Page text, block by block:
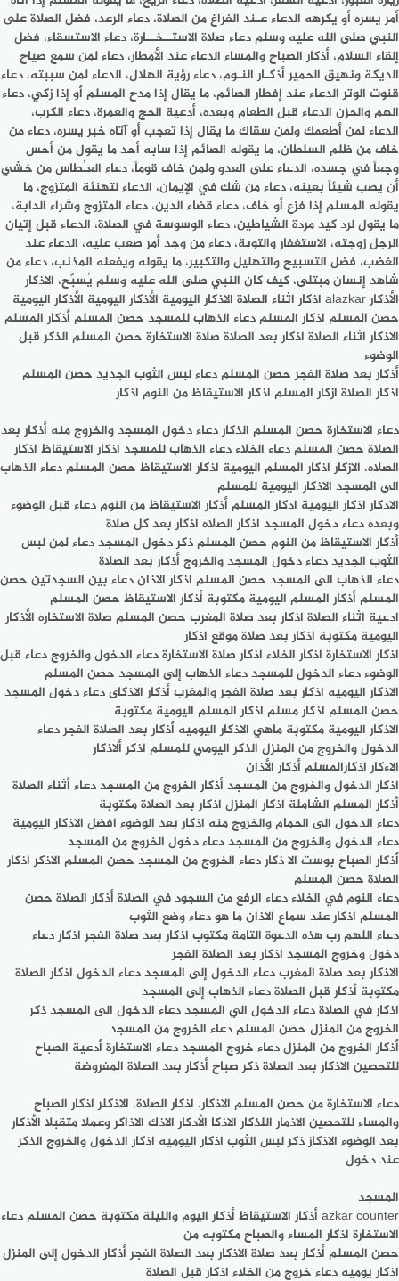
أمر يسره أو يكرهه الدعاء عـند الفراغ من الصلاة، دعاء الرعد، فضل الصلاة على
النبي صلى الله عليه وسلم دعاء صلاة الاستــخــارة، دعاء الاستسقاء، فضل
إلقاء السلام، أذكار الصباح والمساء الدعاء عند الأمطار، دعاء لمن سمع صياح
الديكة ونهيق الحمير أذكـار النـوم، دعاء رؤية الهلال، الدعاء لمن سببته، دعاء
قنوت الوتر الدعاء عند إفطار الصائم، ما يقال إذا مدح المسلم أو إذا زكي، دعاء
الهم والحزن الدعاء قبل الطعام وبعده، أدعية الحج والعمرة، دعاء الكرب،
الدعاء لمن أطعمك ولمن سقاك ما يقال إذا تعجب أو آتاه خبر يسره، دعاء من
خاف من ظلم السلطان، ما يقوله الصائم إذا سابه أحد ما يقول من أحس
وجعاً في جسده، الدعاء على العدو ولمن خاف قوماً، دعاء العـُطاس من خشي
أن يصب شيئاً بعينه، دعاء من شك في الإيمان، الدعاء لتهنئة المتزوج، ما
يقوله المسلم إذا فزع أو خاف، دعاء قضاء الدين، دعاء المتزوج وشراء الدابة،
ما يقول لرد كيد مردة الشياطين، دعاء الوسوسة في الصلاة، الدعاء قبل إتيان
الرجل زوجته، الاستغفار والتوبة، دعاء من وجد أمر صعب عليه، الدعاء عند
الغضب، فضل التسبيح والتهليل والتكبير، ما يقوله ويفعله المذنب، دعاء من
شاهد إنسان مبتلى، كيف كان النبي صلى الله عليه وسلم يُسبّح، الاذكار
الأذكار alazkar اذكار اثناء الصلاة الاذكار اليومية الأذكار اليومية الأذكار اليومية
حصن المسلم اذكار المسلم دعاء الذهاب للمسجد حصن المسلم أذكار المسلم
الاذكار اثناء الصلاة اذكار بعد الصلاة صلاة الاستخارة حصن المسلم الذكر قبل
الوضوء
أذكار بعد صلاة الفجر حصن المسلم دعاء لبس الثوب الجديد حصن المسلم
اذكار الصلاة ازكار المسلم اذكار الاستيقاظ من النوم اذكار
دعاء الاستخارة حصن المسلم الذكار دعاء دخول المسجد والخروج منه أذكار بعد
الصلاة حصن المسلم دعاء الخلاء دعاء الذهاب للمسجد اذكار الاستيقاظ اذكار
الصلاه. الازكار اذكار المسلم اليومية اذكار الاستيقاظ حصن المسلم دعاء الذهاب
الى المسجد الاذكار اليومية للمسلم
الادكار اذكار اليومية ادكار المسلم أذكار الاستيقاظ من النوم دعاء قبل الوضوء
وبعده دعاء دخول المسجد اذكار الصلاه اذكار بعد كل صلاة
أذكار الاستيقاظ من النوم حصن المسلم ذكر دخول المسجد دعاء لمن لبس
الثوب الجديد دعاء دخول المسجد والخروج أذكار بعد الصلاة
دعاء الذهاب الى المسجد حصن المسلم اذكار الاذان دعاء بين السجدتين حصن
المسلم أذكار المسلم اليومية مكتوبة أذكار الاستيقاظ حصن المسلم
ادعية اثناء الصلاة اذكار بعد صلاة المغرب حصن المسلم صلاة الاستخاره الأذكار
اليومية مكتوبة اذكار بعد صلاة موقع اذكار
اذكار الاستخارة اذكار الخلاء اذكار صلاة الاستخارة دعاء الدخول والخروج دعاء قبل
الوضوء دعاء الدخول للمسجد دعاء الذهاب إلى المسجد حصن المسلم
الاذكار اليوميه اذكار بعد صلاة الفجر والمغرب أذكار الاذكاى دعاء دخول المسجد
حصن المسلم اذكار مسلم اذكار المسلم اليومية مكتوبة
الاذكار اليومية مكتوبة ماهي الاذكار اليوميه أذكار بعد الصلاة الفجر دعاء
الدخول والخروج من المنزل الذكر اليومي للمسلم اذکر ألاذكار
الاءكار اذكارالمسلم أذكار الأذان
اذكار الدخول والخروج من المسجد أذكار الخروج من المسجد دعاء أثناء الصلاة
أذكار المسلم الشاملة اذكار المنزل اذكار بعد الصلاة مكتوبة
دعاء الدخول الى الحمام والخروج منه اذكار بعد الوضوء افضل الاذكار اليومية
دعاء الدخول والخروج من المسجد دعاء دخول الخروج من المسجد
أذكار الصباح بوست الا ذكار دعاء الخروج من المسجد حصن المسلم الاذكر اذكار
الصلاة حصن المسلم
دعاء النوم في الخلاء دعاء الرفع من السجود في الصلاة أذكار الصلاة حصن
المسلم اذكار عند سماع الاذان ما هو دعاء وضع الثوب
دعاء اللهم رب هذه الدعوة التامة مكتوب اذكار بعد صلاة الفجر اذکار دعاء
دخول وخروج المسجد اذكار بعد الصلاة الفجر
الاذكار بعد صلاة المغرب دعاء الدخول إلى المسجد دعاء الدخول اذكار الصلاة
مكتوبة أذكار قبل الصلاة دعاء الذهاب إلى المسجد
اذكار في الصلاة دعاء الدخول الي المسجد دعاء الدخول الى المسجد ذكر
الخروج من المنزل حصن المسلم دعاء الخروج من المسجد
أذكار الخروج من المنزل دعاء خروج المسجد دعاء الاستخارة أدعية الصباح
للتحصين الاذكار بعد الصلاة ذكر صباح أذكار بعد الصلاة المفروضة
دعاء الاستخارة من حصن المسلم الاذكار. اذكار الصلاة. الاذكلر اذكار الصباح
والمساء للتحصين الاذمار اللذكار الاذكا الأدكار الاذك الاذاكر وعملا متقبلا الأذكار
بعد الوضوء الاذكاز ذكر لبس الثوب اذكار اليوميه اذكار الدخول والخروج الذكر
عند دخول
المسجد
azkar counter أذكار الاستيقاظ أذكار اليوم والليلة مكتوبة حصن المسلم دعاء
الاستخارة اذكار المساء والصباح مكتوبه من
حصن المسلم أذكار بعد صلاة الاذكار بعد الصلاة الفجر أذكار الدخول إلى المنزل
اذكار يوميه دعاء خروج من الخلاء اذكار قبل الصلاة